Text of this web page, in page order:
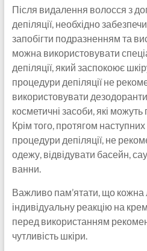
Після видалення волосся з
депіляції, необхідно
запобігти подразненням та
можна використовувати
депіляції, який заспокоює
процедури депіляції не
використовувати
косметичні засоби, які
Крім того, протягом
процедури депіляції, не
одежу, відвідувати басейн,
ванни.
Важливо пам’ятати, що
індивідуальну реакцію на
перед використанням
чутливість шкіри.